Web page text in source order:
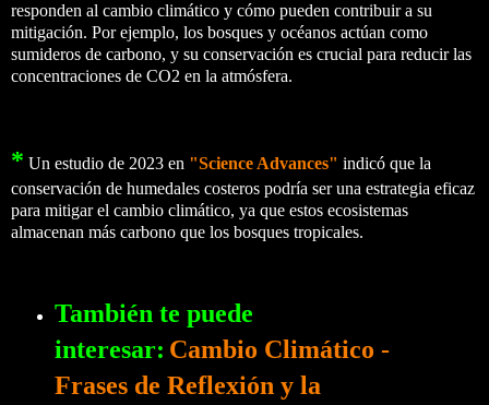
responden al cambio climático y cómo pueden contribuir a su
mitigación. Por ejemplo, los bosques y océanos actúan como
sumideros de carbono, y su conservación es crucial para reducir las
concentraciones de CO2 en la atmósfera.
* Un estudio de 2023 en "Science Advances" indicó que la
conservación de humedales costeros podría ser una estrategia eficaz
para mitigar el cambio climático, ya que estos ecosistemas
almacenan más carbono que los bosques tropicales.
También te puede
interesar: Cambio Climático -
Frases de Reflexión y la